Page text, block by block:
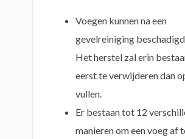
Voegen kunnen na een
gevelreiniging
Het herstel zal erin
eerst te verwijderen dan
vullen.
Er bestaan tot 12
manieren om een voeg af